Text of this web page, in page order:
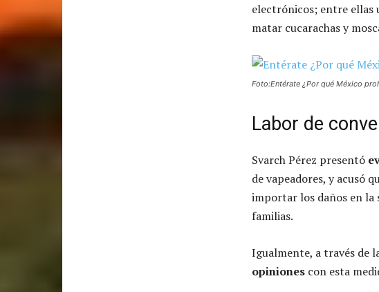
electrónicos; entre
matar cucarachas y
Foto:Entérate ¿Por qué México
Labor de
Svarch Pérez presentó
de vapeadores, y acusó
importar los daños en la
familias.
Igualmente, a través de
opiniones con esta